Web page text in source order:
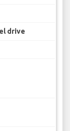
drive